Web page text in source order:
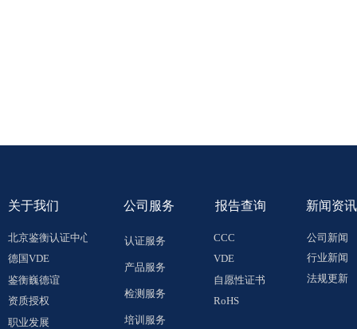
报告查询
关于我们
北京鉴衡认证中心
德国VDE
鉴衡巍德谊
资质授权
职业发展
公司新闻
行业新闻
法规更新
CCC
VDE
自愿性证书
RoHS
公司服务 新闻资讯
认证服务
产品服务
检测服务
培训服务